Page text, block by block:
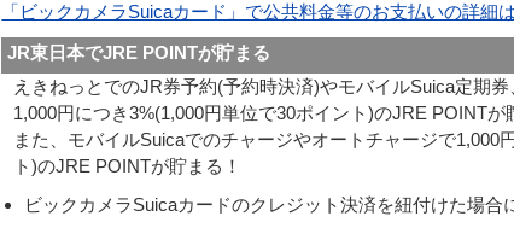
「ビックカメラSuicaカード」で公共料金等のお支払いの詳細
JR東日本でJRE POINTが貯まる
えきねっとでのJR券予約(予約時決済)やモバイルSuica定期
1,000円につき3%(1,000円単位で30ポイント)のJRE POINTが
また、モバイルSuicaでのチャージやオートチャージで1,000
ト)のJRE POINTが貯まる！
ビックカメラSuicaカードのクレジット決済を紐付けた場合